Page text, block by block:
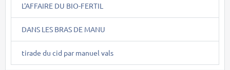
L'AFFAIRE DU BIO-FERTIL
DANS LES BRAS DE MANU
tirade du cid par manuel vals